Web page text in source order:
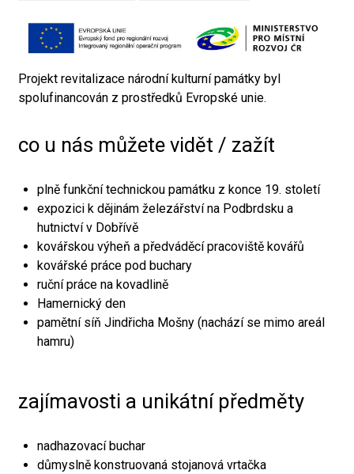
Projekt revitalizace národní kulturní památky byl
spolufinancován z prostředků Evropské unie.
co u nás můžete vidět / zažít
plně funkční technickou památku z konce 19. století
expozici k dějinám železářství na Podbrdsku a
hutnictví v Dobřívě
kovářskou výheň a předváděcí pracoviště kovářů
kovářské práce pod buchary
ruční práce na kovadlině
Hamernický den
pamětní síň Jindřicha Mošny (nachází se mimo areál
hamru)
zajímavosti a unikátní předměty
nadhazovací buchar
důmyslně konstruovaná stojanová vrtačka